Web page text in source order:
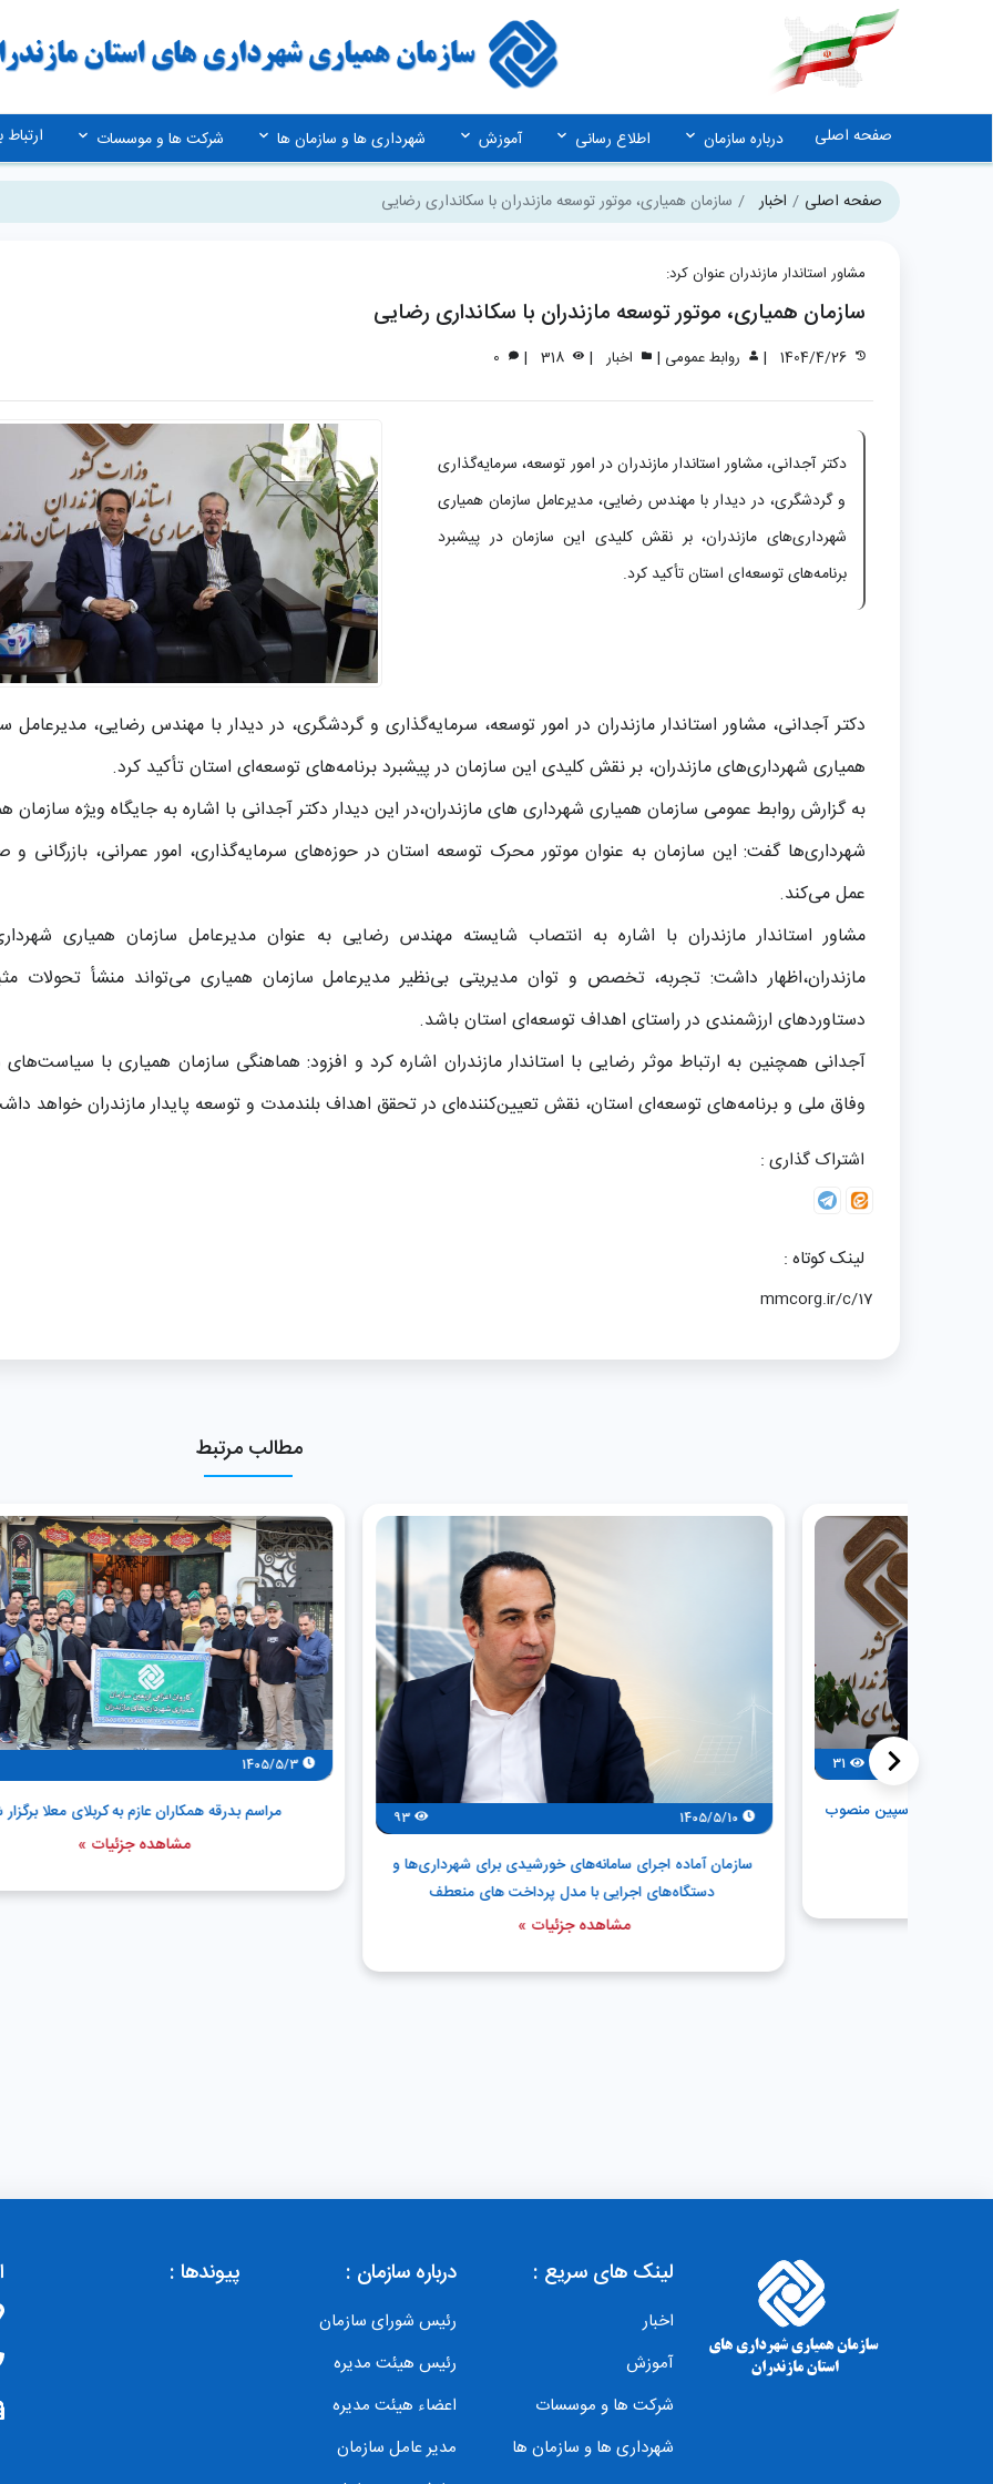
صفحه اصلی درباره سازمان اطلاع رسانی آموزش شهرداری ها و سازمان ها شرکت ها و موسسات ارتباط
صفحه اصلی اخبار سازمان همیاری، موتور توسعه مازندران با سکانداری رضایی
مشاور استاندار مازندران عنوان کرد:
سازمان همیاری، موتور توسعه مازندران با سکانداری رضایی
1404/4/26
| روابط عمومی | اخبار |
318
|
دکتر آجدانی، مشاور استاندار مازندران در امور توسعه، سرمایه‌گذاری
و گردشگری، در دیدار با مهندس رضایی، مدیرعامل سازمان همیاری
شهرداری‌های مازندران، بر نقش کلیدی این سازمان در پیشبرد
برنامه‌های توسعه‌ای استان تأکید کرد.
دکتر آجدانی، مشاور استاندار مازندران در امور توسعه، سرمایه‌گذاری و گردشگری، در دیدار با مهندس رضایی، مدیرعامل
همیاری شهرداری‌های مازندران، بر نقش کلیدی این سازمان در پیشبرد برنامه‌های توسعه‌ای استان تأکید کرد.
به گزارش روابط عمومی سازمان همیاری شهرداری های مازندران،در این دیدار دکتر آجدانی با اشاره به جایگاه ویژه سازمان
شهرداری‌ها گفت: این سازمان به عنوان موتور محرک توسعه استان در حوزه‌های سرمایه‌گذاری، امور عمرانی، بازرگانی و
عمل می‌کند.
مشاور استاندار مازندران با اشاره به انتصاب شایسته مهندس رضایی به عنوان مدیرعامل سازمان همیاری
مازندران،اظهار داشت: تجربه، تخصص و توان مدیریتی بی‌نظیر مدیرعامل سازمان همیاری می‌تواند منشأ تحولات
دستاوردهای ارزشمندی در راستای اهداف توسعه‌ای استان باشد.
آجدانی همچنین به ارتباط موثر رضایی با استاندار مازندران اشاره کرد و افزود: هماهنگی سازمان همیاری با
وفاق ملی و برنامه‌های توسعه‌ای استان، نقش تعیین‌کننده‌ای در تحقق اهداف بلندمدت و توسعه پایدار مازندران خواهد
اشتراک گذاری :
لینک کوتاه :
mmcorg.ir/c/17
مطالب مرتبط
1405/5/10
سازمان آماده اجرای سامانه‌های خورشیدی برای شهرداری‌ها و
دستگاه‌های اجرایی با مدل پرداخت های منعطف
مشاهده جزئیات »
1405/5/3
مراسم بدرقه همکاران عازم به کربلای معلا برگزار شد
مشاهده جزئیات »
<
درباره سازمان :
رئیس شورای سازمان
رئیس هیئت مدیره
اعضاء هیئت مدیره
مدیر عامل سازمان
لینک های سریع :
اخبار
آموزش
شرکت ها و موسسات
شهرداری ها و سازمان ها
پیوندها :